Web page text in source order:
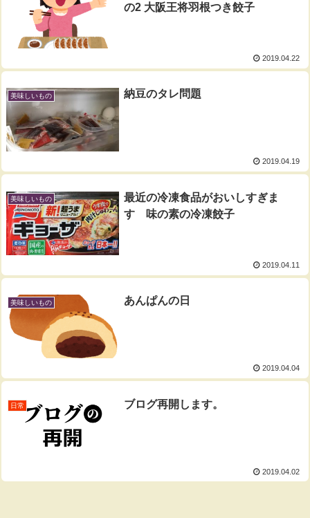
の2 大阪王将羽根つき餃子
2019.04.22
美味しいもの 納豆のタレ問題
2019.04.19
美味しいもの
最近の冷凍食品がおいしすぎま
す 味の素の冷凍餃子
2019.04.11
美味しいもの あんぱんの日
2019.04.04
日常 ブログ再開します。
2019.04.02